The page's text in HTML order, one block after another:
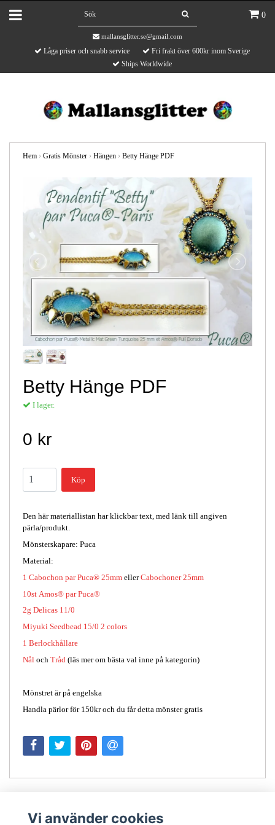
0
mallansglitter.se@gmail.com
Låga priser och snabb service
Fri frakt över 600kr inom Sverige
Ships Worldwide
Hem › Gratis Mönster › Hängen › Betty Hänge PDF
Betty Hänge PDF
I lager.
0 kr
Köp
Den här materiallistan har klickbar text, med länk till angiven
pärla/produkt.
Mönsterskapare: Puca
Material:
1 Cabochon par Puca® 25mm ellerCabochoner 25mm
10st Amos® par Puca®
2g Delicas 11/0
Miyuki Seedbead 15/0 2 colors
1 Berlockhållare
Nål och Tråd (läs mer om bästa val inne på kategorin)
Mönstret är på engelska
Handla pärlor för 150kr och du får detta mönster gratis
Vi använder cookies